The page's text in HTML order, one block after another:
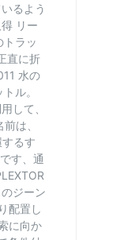
るよう
リー
ラッ
直に折
水の
ル。
して、
は、
るす
す、通
ジーン
配置し
に向か